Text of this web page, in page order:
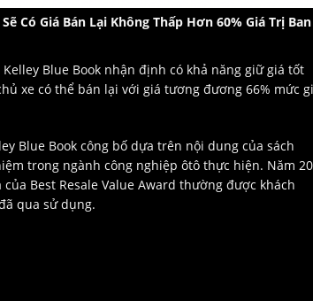
Có Giá Bán Lại Không Thấp Hơn 60% Giá Trị Ban
Blue Book nhận định có khả năng giữ giá tốt
xe có thể bán lại với giá tương đương 66% mức
Blue Book công bố dựa trên nội dung của sách
trong ngành công nghiệp ôtô thực hiện. Năm
Best Resale Value Award thường được khách
qua sử dụng.